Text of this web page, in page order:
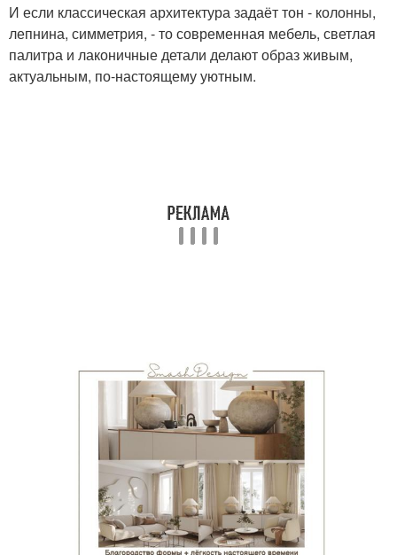
И если классическая архитектура задаёт тон - колонны,
лепнина, симметрия, - то современная мебель, светлая
палитра и лаконичные детали делают образ живым,
актуальным, по-настоящему уютным.